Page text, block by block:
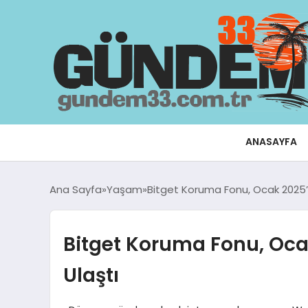
ANASAYFA
Ana Sayfa Yaşam Bitget Koruma Fonu, Ocak
Bitget Koruma Fonu,
Ulaştı